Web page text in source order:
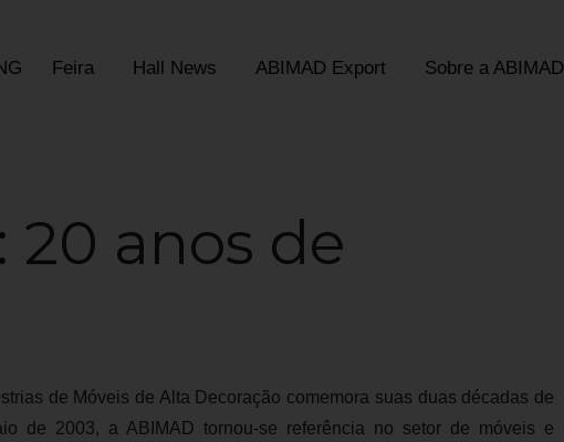
Feira Hall News ABIMAD Export Sobre a ABIMAD
20 anos de
de Móveis de Alta Decoração comemora suas duas décadas de
de 2003, a ABIMAD tornou-se referência no setor de móveis e